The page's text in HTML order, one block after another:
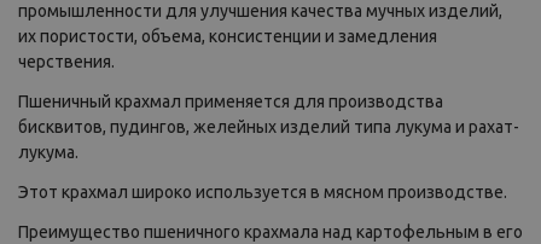
промышленности для улучшения качества мучных изделий,
их пористости, объема, консистенции и замедления
черствения.
Пшеничный крахмал применяется для производства
бисквитов, пудингов, желейных изделий типа лукума и рахат-
лукума.
Этот крахмал широко используется в мясном производстве.
Преимущество пшеничного крахмала над картофельным в его